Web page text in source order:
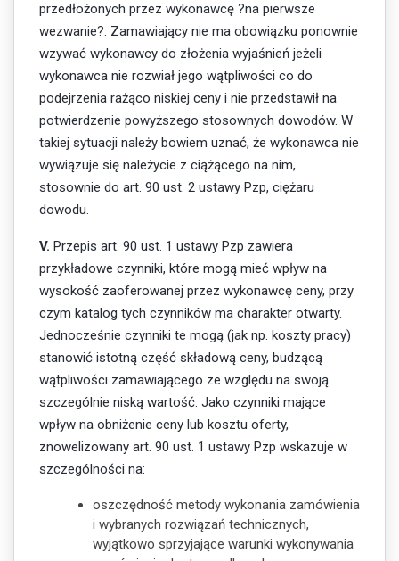
przedłożonych przez wykonawcę ?na pierwsze
wezwanie?. Zamawiający nie ma obowiązku ponownie
wzywać wykonawcy do złożenia wyjaśnień jeżeli
wykonawca nie rozwiał jego wątpliwości co do
podejrzenia rażąco niskiej ceny i nie przedstawił na
potwierdzenie powyższego stosownych dowodów. W
takiej sytuacji należy bowiem uznać, że wykonawca nie
wywiązuje się należycie z ciążącego na nim,
stosownie do art. 90 ust. 2 ustawy Pzp, ciężaru
dowodu.
V. Przepis art. 90 ust. 1 ustawy Pzp zawiera
przykładowe czynniki, które mogą mieć wpływ na
wysokość zaoferowanej przez wykonawcę ceny, przy
czym katalog tych czynników ma charakter otwarty.
Jednocześnie czynniki te mogą (jak np. koszty pracy)
stanowić istotną część składową ceny, budzącą
wątpliwości zamawiającego ze względu na swoją
szczególnie niską wartość. Jako czynniki mające
wpływ na obniżenie ceny lub kosztu oferty,
znowelizowany art. 90 ust. 1 ustawy Pzp wskazuje w
szczególności na:
oszczędność metody wykonania zamówienia
i wybranych rozwiązań technicznych,
wyjątkowo sprzyjające warunki wykonywania